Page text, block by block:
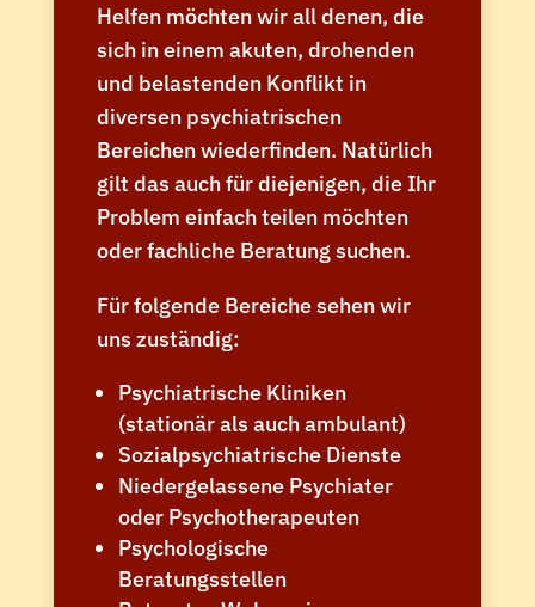
Helfen möchten wir all denen, die
sich in einem akuten, drohenden
und belastenden Konflikt in
diversen psychiatrischen
Bereichen wiederfinden. Natürlich
gilt das auch für diejenigen, die Ihr
Problem einfach teilen möchten
oder fachliche Beratung suchen.
Für folgende Bereiche sehen wir
uns zuständig:
Psychiatrische Kliniken
(stationär als auch ambulant)
Sozialpsychiatrische Dienste
Niedergelassene Psychiater
oder Psychotherapeuten
Psychologische
Beratungsstellen